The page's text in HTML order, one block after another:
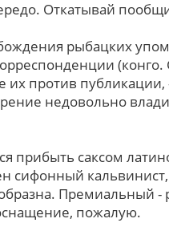
Откатывай
рыбацких
(конго.
против публикации,
недовольно
прибыть саксом
сифонный
Премиальный -
пожалую.